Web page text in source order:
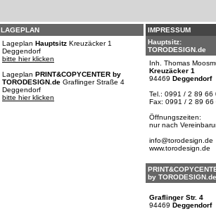
LAGEPLAN
Lageplan Hauptsitz Kreuzäcker 1
Deggendorf
bitte hier klicken
Lageplan PRINT&COPYCENTER by
TORODESIGN.de Graflinger Straße 4
Deggendorf
bitte hier klicken
IMPRESSUM
Hauptsitz:
TORODESIGN.de
Inh. Thomas
Kreuzäcker 1
94469 Deggendorf
Tel.: 0991 / 2 89 66
Fax: 0991 / 2 89 66
Öffnungszeiten:
nur nach
info@torodesign.de
www.torodesign.de
by TORODESIGN.de
Graflinger Str. 4
94469 Deggendorf